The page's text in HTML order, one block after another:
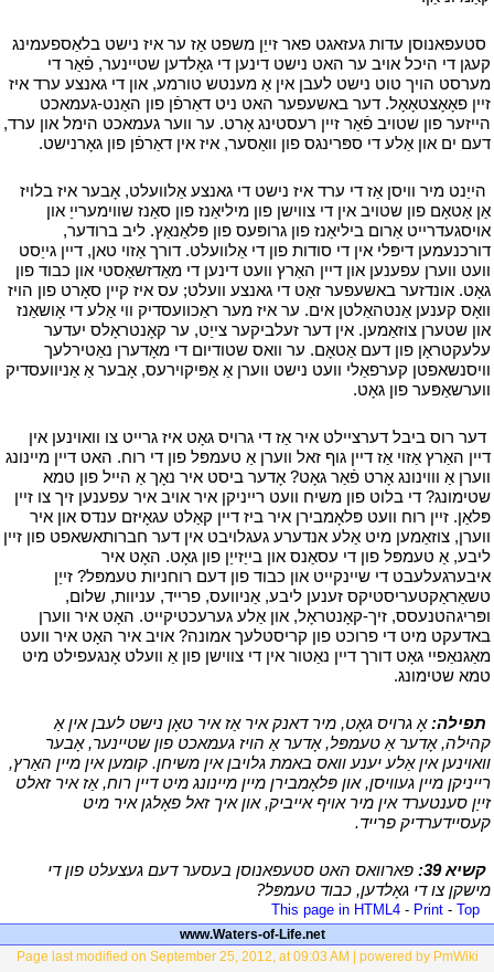
סטעפאנוסן עדות געזאגט פאר זייַן משפט אַז ער איז נישט בלאַספעמינג
קעגן די היכל אויב ער האט נישט דינען די גאָלדען שטיינער, פֿאַר די
מערסט הויך טוט נישט לעבן אין אַ מענטש טורמע, און די גאנצע ערד איז
זיין פאָאָצטאָאָל. דער באשעפער האט ניט דאַרפֿן פון האַנט-געמאכט
הייזער פון שטויב פֿאַר זיין רעסטינג אָרט. ער ווער געמאכט הימל און ערד,
דעם ים און אַלע די ספּרינגס פון וואַסער, איז אין דאַרפֿן פון גאָרנישט.
הייַנט מיר וויסן אַז די ערד איז נישט די גאנצע אַלוועלט, אָבער איז בלויז
אַן אַטאָם פון שטויב אין די צווישן פון מיליאַנז פון סאַנז שווימערייַ און
אויסגעדרייט אַרום ביליאַנז פון גרופּעס פון פּלאַנאַץ. ליב ברודער,
דורכנעמען דיפּלי אין די סודות פון די אַלוועלט. דורך אַזוי טאן, דיין גייַסט
וועט ווערן עפענען און דיין האַרץ וועט דינען די מאַדזשאַסטי און כבוד פון
גאָט. אונדזער באשעפער זאַט די גאנצע וועלט; עס איז קיין סאָרט פון הויז
וואָס קענען אַנטהאַלטן אים. ער איז מער ראַכוועסדיק ווי אַלע די אָושאַנז
און שטערן צוזאַמען. אין דער זעלביקער צייַט, ער קאָנטראָלס יעדער
עלעקטראָן פון דעם אַטאָם. ער וואס שטודיום די מאָדערן נאַטירלעך
וויסנשאפטן קערפאַלי וועט נישט ווערן אַ אַפּיקוירעס, אָבער אַ אַניוועסדיק
ווערשאַפּער פון גאָט.
דער רוס ביבל דערציילט איר אַז די גרויס גאָט איז גרייט צו וואוינען אין
דיין האַרץ אַזוי אַז דיין גוף זאל ווערן אַ טעמפּל פון די רוח. האט דיין מיינונג
ווערן אַ וווינונג אָרט פֿאַר גאָט? אָדער ביסט איר נאָך אַ הייל פון טמא
שטימונג? די בלוט פון משיח וועט רייניקן איר אויב איר עפענען זיך צו זיין
פּלאַן. זיין רוח וועט פּלאָמבירן איר ביז דיין קאַלט עגאָיזם ענדס און איר
ווערן, צוזאַמען מיט אַלע אנדערע געגלויבט אין דער חברותאשאפט פון זיין
ליבע, אַ טעמפּל פון די עסאַנס און בייַזייַן פון גאָט. האָט איר
איבערגעלעבט די שיינקייט און כבוד פון דעם רוחניות טעמפּל? זייַן
טשאַראַקטעריסטיקס זענען ליבע, אַניוועס, פרייד, עניוות, שלום,
ופּריגהטנעסס, זיך-קאָנטראָל, און אַלע גערעכטיקייט. האָט איר ווערן
באדעקט מיט די פרוכט פון קריסטלעך אמונה? אויב איר האָט איר וועט
מאַגנאַפיי גאָט דורך דיין נאַטור אין די צווישן פון אַ וועלט אָנגעפילט מיט
טמא שטימונג.
תפילה: אָ גרויס גאָט, מיר דאנק איר אַז איר טאָן נישט לעבן אין אַ
קהילה, אָדער אַ טעמפּל, אָדער אַ הויז געמאכט פון שטיינער, אָבער
וואוינען אין אַלע יענע וואס באמת גלויבן אין משיחן. קומען אין מיין האַרץ,
רייניקן מיין געוויסן, און פּלאָמבירן מיין מיינונג מיט דיין רוח, אַז איר זאלט ​​
זייַן סענטערד אין מיר אויף אייביק, און איך זאל פאָלגן איר מיט
קעסיידערדיק פרייד.
קשיא 39:
פארוואס האט סטעפאנוסן בעסער דעם געצעלט פון די
מישקן צו די גאָלדען, כבוד טעמפּל?
This page in HTML4 - Print - Top
www.Waters-of-Life.net
Page last modified on September 25, 2012, at 09:03 AM | powered by PmWiki